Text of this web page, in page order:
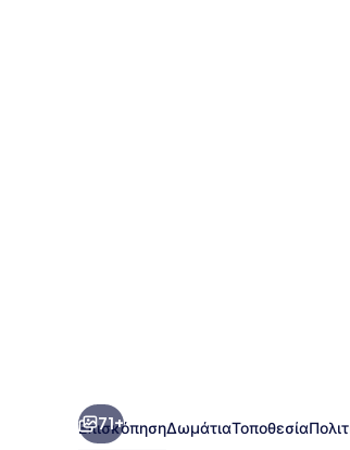
71+
ΕπισκόπησηΔωμάτιαΤοποθεσία